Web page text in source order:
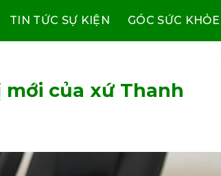
TIN TỨC SỰ KIỆN GÓC SỨC KHỎE
của xứ Thanh